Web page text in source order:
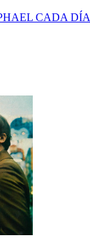
CADA DÍA